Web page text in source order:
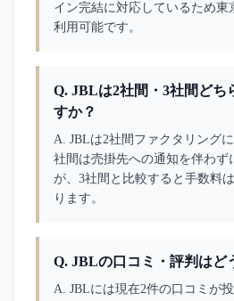
イン完結に対応しているため東
利用可能です。
Q. JBLは2社間・3社間どち
すか？
A. JBLは2社間ファクタリング
社間は売掛先への通知を伴わず
が、3社間と比較すると手数料
ります。
Q. JBLの口コミ・評判はど
A. JBLには現在2件の口コミが